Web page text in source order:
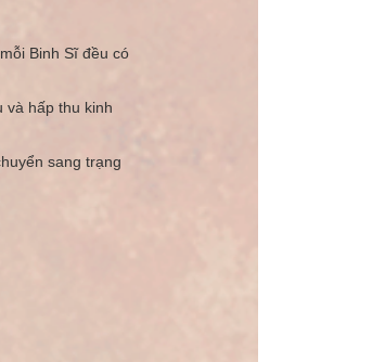
Binh Sĩ đều có
và hấp thu kinh
sang trạng